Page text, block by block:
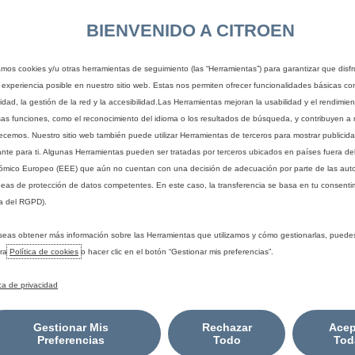
quedarte con el coche o
mantenimiento, impuestos y
PLUS Talla M BlueHDi 180 S&S EAT8 con precio
Financial Services España EFC, S.A. Incluidos impuestos,
financiera mensual para una duración de 35 meses de
33.309,52€. Comisión de apertura (0,00%): 0,00€.
TIN: 5,99%.
. Sistema de amortización francés.
2026.
. El modelo visualizado
financiado, suscrito con Stellantis Life Insurance Europe
compañía de seguros, y con la intermediación de Stellantis
con la clave AJ-171 y con Seguro de Responsabilidad Civil
BIENVENIDO A CITROEN
cookies y/u otras herramientas de seguimiento (las “Herramientas”) para garantizar que
experiencia posible en nuestro sitio web. Estas nos permiten ofrecer funcionalidades básicas
la gestión de la red y la accesibilidad.Las Herramientas mejoran la usabilidad y el
funciones, como el reconocimiento del idioma o los resultados de búsqueda, y contribuyen a
Nuestro sitio web también puede utilizar Herramientas de terceros para mostrar
para ti. Algunas Herramientas pueden ser tratadas por terceros ubicados en países fuera
Europeo (EEE) que aún no cuentan con una decisión de adecuación por parte de las
de protección de datos competentes. En este caso, la transferencia se basa en tu
del RGPD).
obtener más información sobre las Herramientas que utilizamos y cómo gestionarlas,
Política de cookies o hacer clic en el botón “Gestionar mis preferencias”.
de privacidad
Gestionar Mis
Preferencias
Rechazar
Todo